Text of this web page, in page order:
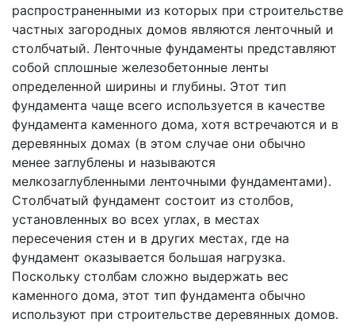
распространенными из которых при строительстве
частных загородных домов являются ленточный и
столбчатый. Ленточные фундаменты представляют
собой сплошные железобетонные ленты
определенной ширины и глубины. Этот тип
фундамента чаще всего используется в качестве
фундамента каменного дома, хотя встречаются и в
деревянных домах (в этом случае они обычно
менее заглублены и называются
мелкозаглубленными ленточными фундаментами).
Столбчатый фундамент состоит из столбов,
установленных во всех углах, в местах
пересечения стен и в других местах, где на
фундамент оказывается большая нагрузка.
Поскольку столбам сложно выдержать вес
каменного дома, этот тип фундамента обычно
используют при строительстве деревянных домов.